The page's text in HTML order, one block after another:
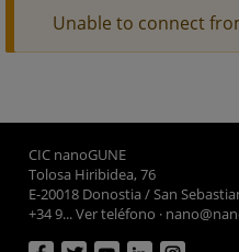
Unable to connect
CIC nanoGUNE
Tolosa Hiribidea, 76
E-20018 Donostia / San
+34 9... Ver teléfono ·